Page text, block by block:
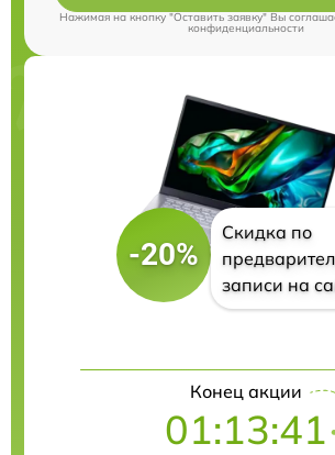
Нажимая на кнопку "Оставить заявку" Вы
конфиденциальности
-20%
Скидка по
записи на
Конец акции
01:13:40